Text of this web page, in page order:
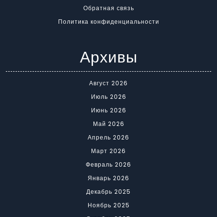
Обратная связь
Политика конфиденциальности
Архивы
Август 2026
Июль 2026
Июнь 2026
Май 2026
Апрель 2026
Март 2026
Февраль 2026
Январь 2026
Декабрь 2025
Ноябрь 2025